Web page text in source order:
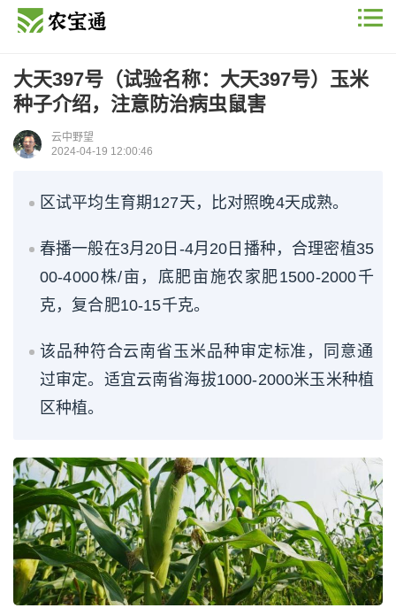
大天397号（试验名称：大天397号）玉米
种子介绍，注意防治病虫鼠害
云中野望
2024-04-19 12:00:46
区试平均生育期127天，比对照晚4天成熟。
春播一般在3月20日-4月20日播种，合理密植35
00-4000株/亩，底肥亩施农家肥1500-2000千
克，复合肥10-15千克。
该品种符合云南省玉米品种审定标准，同意通
过审定。适宜云南省海拔1000-2000米玉米种植
区种植。